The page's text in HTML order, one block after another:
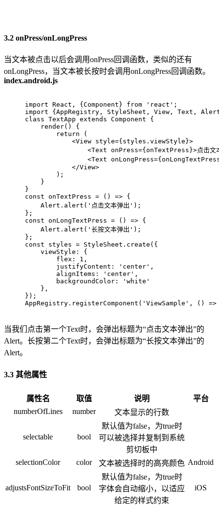
3.2 onPress/onLongPress
当文本被点击以后会调用onPress回调函数，类似的还有
onLongPress，当文本被长按时会调用onLongPress回调函数。
index.android.js
import React, {Component} from 'react' ;
import {AppRegistry, StyleSheet, View, Text,
class TextApp extends Component
{
    render() {
return (
            <View style={styles.viewStyle}>
<Text onPress={onTextPress}>点击文
<Text
            </View>
        );
    }
}
const onTextPress = () => {
    Alert.alert(
'点击文本弹出' );
};
const onLongTextPress = () => {
    Alert.alert(
'长按文本弹出' );
};
const styles = StyleSheet.create({
    viewStyle: {
        flex:
1 ,
        justifyContent:
'center' ,
        alignItems:
'center' ,
        backgroundColor:
'white'
    },
});
AppRegistry.registerComponent( 'ViewSample' , () =>
当我们点击第一个Text时，会弹出标题为“点击文本弹出”的
Alert。长按第二个Text时，会弹出标题为“长按文本弹出”的
Alert。
3.3 其他属性
属性名 取值 说明
平台
numberOfLines
number 文本显示的行数
selectable bool
默认值为false，为true时
可以被选择并复制到系统
剪切板中
selectionColor
color 文本被选择时的高亮颜色 Android
adjustsFontSizeToFit bool
默认值为false，为true时
字体会自动缩小，以适应
给定的样式约束
iOS